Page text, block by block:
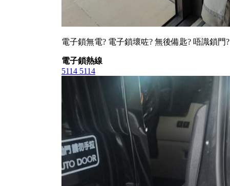
電子鎖無電? 電子鎖壞咗? 無後備匙? 唔識鎖門?
電子鎖熱線
5114 5114